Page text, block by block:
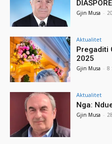
Gjin Musa -
Aktualitet
Pregaditi
2025
Gjin Musa - 8
Aktualitet
Nga:
Gjin Musa -